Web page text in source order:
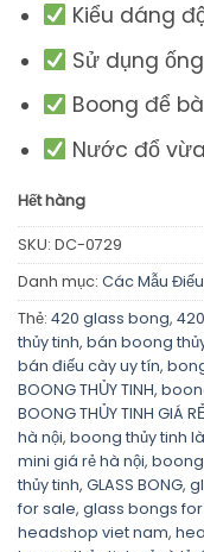
Kiểu dáng
Sử dụng
Boong để
Nước đổ
Hết hàng
SKU: DC-0729
Danh mục: Các Mẫu
Thẻ: 420 glass bong,
thủy tinh, bán boong
bán điếu cày uy tín,
BOONG THỦY TINH,
BOONG THỦY TINH GIÁ
hà nội, boong thủy tinh
mini giá rẻ hà nội, boong
thủy tinh, GLASS BONG,
for sale, glass bongs
headshop viet nam,